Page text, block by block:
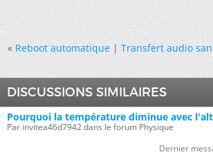
« Reboot automatique|Transfert audio
DISCUSSIONS SIMILAIRES
Pourquoi la température diminue avec
Par invitea46d7942 dans le forum Physique
Dernier